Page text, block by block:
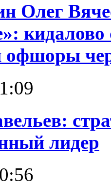
Олег
офшоры
лидер